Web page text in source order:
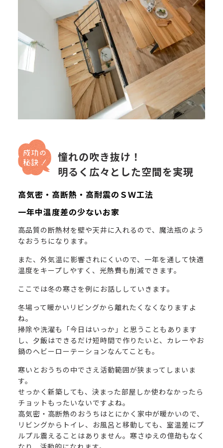
憧れの吹き抜け！
明るく広々とした空間を実現
高気密・高断熱・高耐震のＳＷ工法
一年中温度差の少ないお家
高品質の断熱材を壁や天井に入れるので、魔法瓶のよう
なおうちになります。
また、外気温に影響されにくいので、一年を通して快適
温度をキープしやすく、光熱費も削減できます。
ここでは冬の寒さを例にお話ししていきます。
冬場って暖かいリビングから離れたくなくなりますよ
ね。
掃除や洗濯も「今日はいっか」と思うこともあります
し、夕飯はできるだけ短時間で作りたいと、カレーやお
鍋のヘビーローテーションなんてことも。
寒いとおうちの中でさえ活動範囲が狭まってしまいま
す。
せっかく新築しても、決まった部屋しか使わなかったら
チョットもったいないですよね。
高気密・高断熱のおうちはとにかく家中が暖かいので、
リビングからトイレ、お風呂と移動しても、室温差にプ
ルプル震えることはありません。寒さゆえの億劫もなく